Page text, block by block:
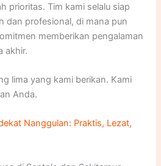
prioritas. Tim kami selalu siap
dan profesional, di mana pun
memberikan pengalaman
akhir.
lima yang kami berikan. Kami
Anda.
Nanggulan: Praktis, Lezat,